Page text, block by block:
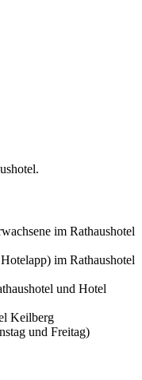
im Rathaushotel
im Rathaushotel
und Hotel
Keilberg
und Freitag)